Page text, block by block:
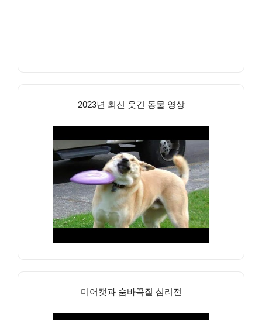
2023년 최신 웃긴 동물 영상
미어캣과 숨바꼭질 심리전